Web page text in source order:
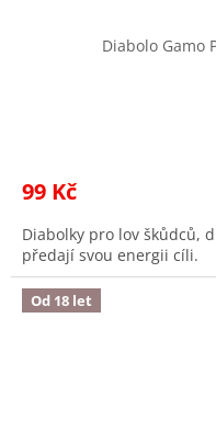
Diabolo Gamo
99 Kč
Diabolky pro lov škůdců,
předají svou energii cíli.
Od 18 let